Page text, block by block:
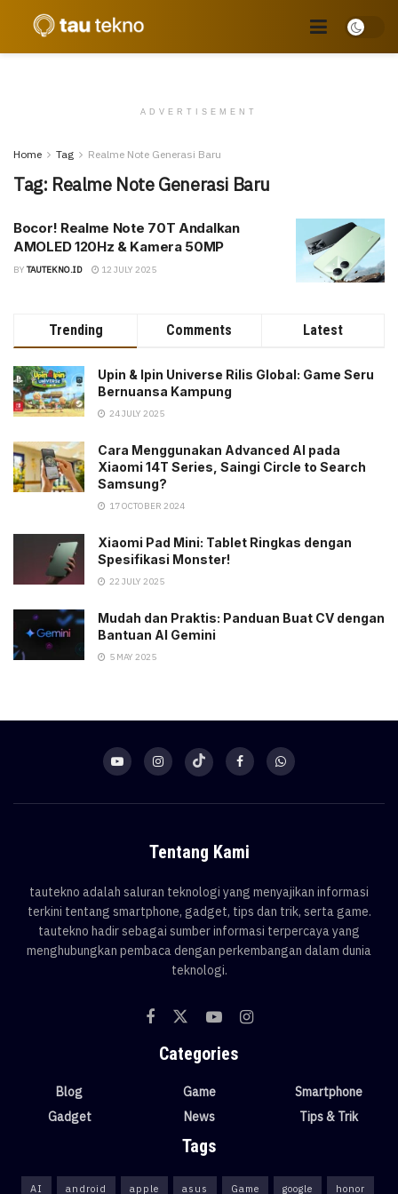
ADVERTISEMENT
Home Tag Realme Note Generasi Baru
Tag: Realme Note Generasi Baru
Bocor! Realme Note 70T Andalkan
AMOLED 120Hz & Kamera 50MP
BY TAUTEKNO.ID 12 JULY 2025
Trending Comments Latest
Upin & Ipin Universe Rilis Global: Game Seru
Bernuansa Kampung
24 JULY 2025
Cara Menggunakan Advanced AI pada
Xiaomi 14T Series, Saingi Circle to Search
Samsung?
17 OCTOBER 2024
Xiaomi Pad Mini: Tablet Ringkas dengan
Spesifikasi Monster!
22 JULY 2025
Mudah dan Praktis: Panduan Buat CV dengan
Bantuan AI Gemini
5 MAY 2025
Tentang Kami
tautekno adalah saluran teknologi yang menyajikan informasi
terkini tentang smartphone, gadget, tips dan trik, serta game.
tautekno hadir sebagai sumber informasi terpercaya yang
menghubungkan pembaca dengan perkembangan dalam dunia
teknologi.
Categories
Blog
Gadget
Game
News
Smartphone
Tips & Trik
Tags
AI android apple asus Game google honor